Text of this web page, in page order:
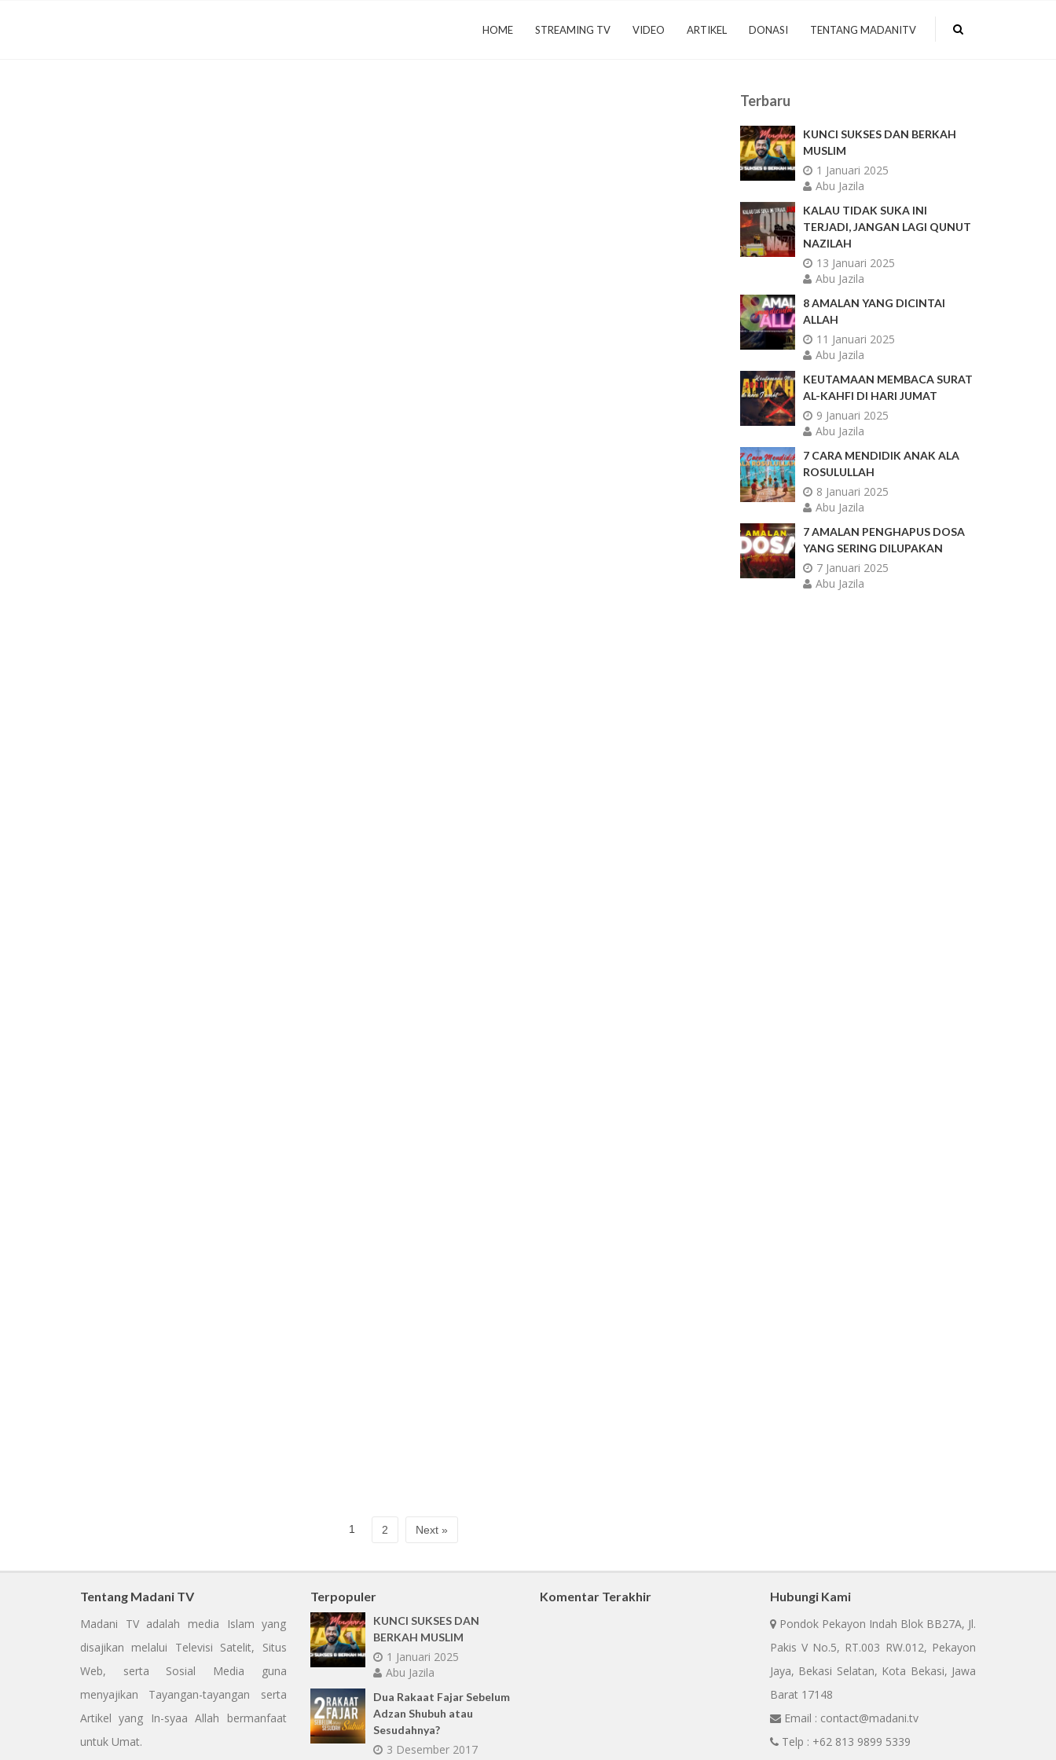
HOME STREAMING TV VIDEO ARTIKEL DONASI TENTANG MADANITV
1 2 Next »
Terbaru
KUNCI SUKSES DAN BERKAH
MUSLIM
1 Januari 2025
Abu Jazila
KALAU TIDAK SUKA INI
TERJADI, JANGAN LAGI QUNUT
NAZILAH
13 Januari 2025
Abu Jazila
8 AMALAN YANG DICINTAI
ALLAH
11 Januari 2025
Abu Jazila
KEUTAMAAN MEMBACA SURAT
AL-KAHFI DI HARI JUMAT
9 Januari 2025
Abu Jazila
7 CARA MENDIDIK ANAK ALA
ROSULULLAH
8 Januari 2025
Abu Jazila
7 AMALAN PENGHAPUS DOSA
YANG SERING DILUPAKAN
7 Januari 2025
Abu Jazila
Tentang Madani TV
Madani TV adalah media Islam yang
disajikan melalui Televisi Satelit, Situs
Web, serta Sosial Media guna
menyajikan Tayangan-tayangan serta
Artikel yang In-syaa Allah bermanfaat
untuk Umat.
Terpopuler
KUNCI SUKSES DAN
BERKAH MUSLIM
1 Januari 2025
Abu Jazila
Dua Rakaat Fajar Sebelum
Adzan Shubuh atau
Sesudahnya?
3 Desember 2017
Komentar Terakhir
Hubungi Kami
Pondok Pekayon Indah Blok BB27A, Jl.
Pakis V No.5, RT.003 RW.012, Pekayon
Jaya, Bekasi Selatan, Kota Bekasi, Jawa
Barat 17148
Email : contact@madani.tv
Telp : +62 813 9899 5339